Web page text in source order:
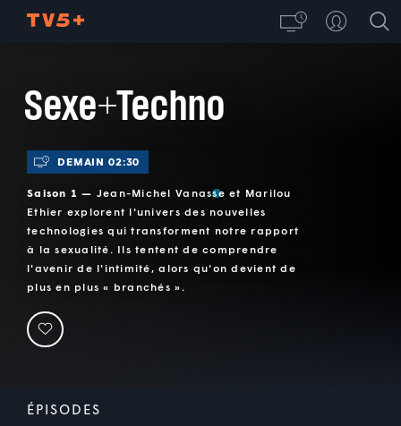
Sexe+Techno
DEMAIN 02:30
Saison 1 — Jean-Michel Vanasse et Marilou
Ethier explorent l'univers des nouvelles
technologies qui transforment notre rapport
à la sexualité. Ils tentent de comprendre
l'avenir de l'intimité, alors qu'on devient de
plus en plus « branchés ».
ÉPISODES